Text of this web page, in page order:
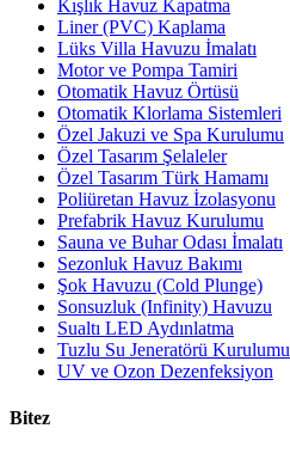
Kışlık Havuz Kapatma
Liner (PVC) Kaplama
Lüks Villa Havuzu İmalatı
Motor ve Pompa Tamiri
Otomatik Havuz Örtüsü
Otomatik Klorlama Sistemleri
Özel Jakuzi ve Spa Kurulumu
Özel Tasarım Şelaleler
Özel Tasarım Türk Hamamı
Poliüretan Havuz İzolasyonu
Prefabrik Havuz Kurulumu
Sauna ve Buhar Odası İmalatı
Sezonluk Havuz Bakımı
Şok Havuzu (Cold Plunge)
Sonsuzluk (Infinity) Havuzu
Sualtı LED Aydınlatma
Tuzlu Su Jeneratörü Kurulumu
UV ve Ozon Dezenfeksiyon
Bitez